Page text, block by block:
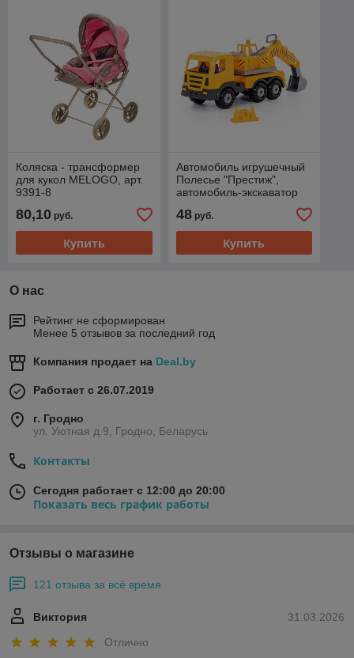
Коляска - трансформер
для кукол MELOGO, арт.
9391-8
80,10 руб.
Купить
Автомобиль игрушечный
Полесье "Престиж",
автомобиль-экскаватор
48руб.
Купить
О нас
Рейтинг не сформирован
Менее 5 отзывов за последний год
Компания продает на Deal.by
Работает с 26.07.2019
г. Гродно
ул. Уютная д.9, Гродно, Беларусь
Контакты
Сегодня работает с 12:00 до 20:00
Показать весь график работы
Отзывы о магазине
121 отзыва за всё время
31.03.2026
Виктория
Отлично